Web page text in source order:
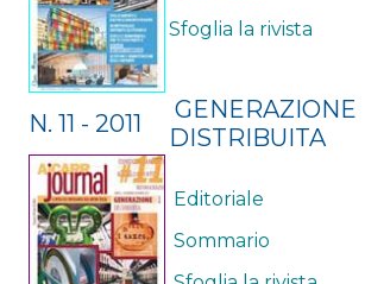
Sfoglia la rivista
N. 11 - 2011
GENERAZIONE
DISTRIBUITA
Editoriale
Sommario